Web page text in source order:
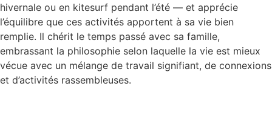
hivernale ou en kitesurf pendant l’été — et apprécie
l’équilibre que ces activités apportent à sa vie bien
remplie. Il chérit le temps passé avec sa famille,
embrassant la philosophie selon laquelle la vie est mieux
vécue avec un mélange de travail signifiant, de connexions
et d’activités rassembleuses.